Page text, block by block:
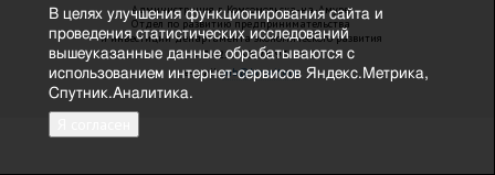
Администрация г. Комсомольска-на-Амуре,
Отдел по развитию предпринимательства
и инвестиций департамента экономического развития
+ 7 4217 52-28-93
e-mail:mb@kmscity.ru
В целях улучшения функционирования сайта и
проведения статистических исследований
вышеуказанные данные обрабатываются с
использованием интернет-сервисов Яндекс.Метрика,
Спутник.Аналитика.